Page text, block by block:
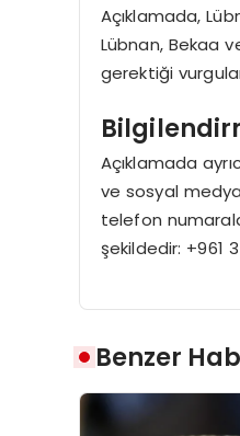
Açıklamada,
Lübnan, Bekaa
gerektiği
Açıklamada
ve sosyal
telefon
şekildedir: +961
Benzer